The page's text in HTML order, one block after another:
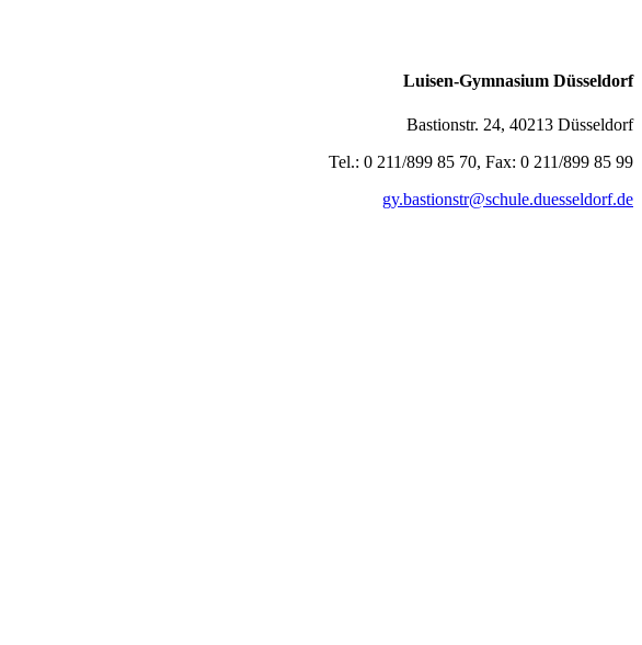
Luisen-Gymnasium Düsseldorf
Bastionstr. 24, 40213 Düsseldorf
Tel.: 0 211/899 85 70, Fax: 0 211/899 85 99
gy.bastionstr@schule.duesseldorf.de